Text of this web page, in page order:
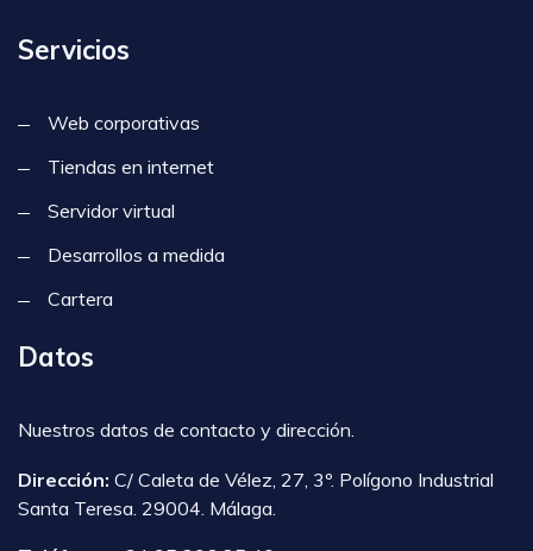
Servicios
Web corporativas
Tiendas en internet
Servidor virtual
Desarrollos a medida
Cartera
Datos
Nuestros datos de contacto y dirección.
Dirección: C/ Caleta de Vélez, 27, 3º. Polígono Industrial
Santa Teresa. 29004. Málaga.